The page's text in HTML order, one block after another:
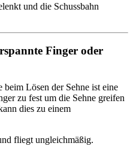
und die Schussbahn
Finger oder
Lösen der Sehne ist eine
zu fest um die Sehne greifen
dies zu einem
fliegt ungleichmäßig.